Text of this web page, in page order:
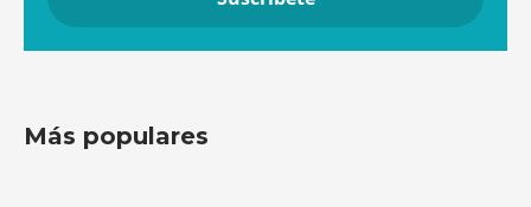
Más populares